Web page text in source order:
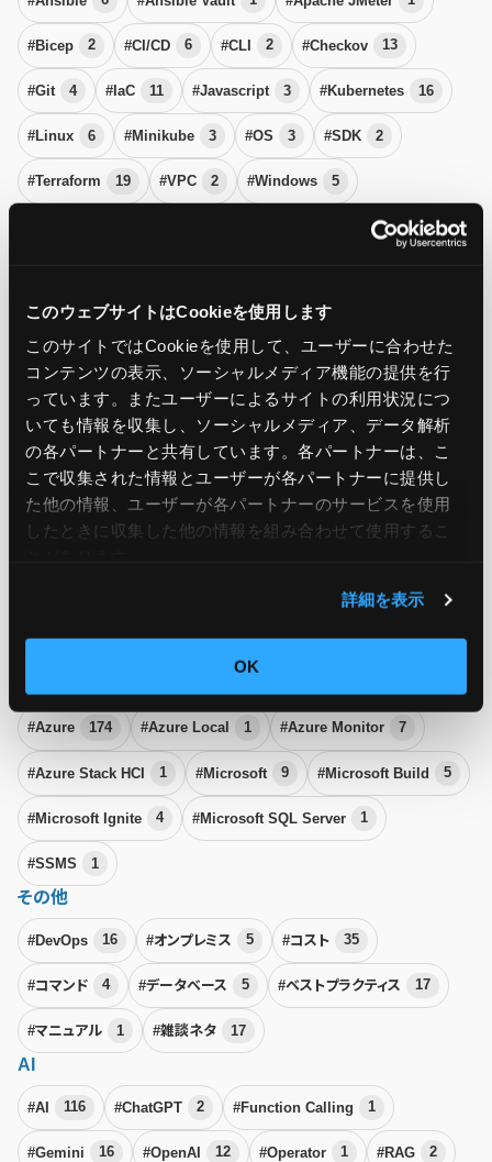
このウェブサイトはCookieを使用します
このサイトではCookieを使用して、ユーザーに合わせた
コンテンツの表示、ソーシャルメディア機能の提供を行
っています。またユーザーによるサイトの利用状況につ
いても情報を収集し、ソーシャルメディア、データ解析
の各パートナーと共有しています。各パートナーは、こ
こで収集された情報とユーザーが各パートナーに提供し
た他の情報、ユーザーが各パートナーのサービスを使用
したときに収集した他の情報を組み合わせて使用​​するこ
詳細を表示
OK
#Bicep 2 #CI/CD 6 #CLI 2 #Checkov 13
#Git 4 #IaC 11 #Javascript 3 #Kubernetes 16
#Linux 6 #Minikube 3 #OS 3 #SDK 2
#Terraform 19 #VPC 2 #Windows 5
#オブザーバビリティ 6 #サーバー保守 19
#サーバー監視 27 #サーバー運用 18 #システム保守 29
#システム監視 38 #システム運用 123 #可用性 21
#運用代行 2 #障害 14
セキュリティ
#ASM 1 #DDoS攻撃 #NSG #SecOps 13
#リスク管理 21
#Azure 174 #Azure Local 1 #Azure Monitor 7
#Azure Stack HCI 1 #Microsoft 9 #Microsoft Build 5
#Microsoft Ignite 4 #Microsoft SQL Server 1
#SSMS 1
その他
#DevOps 16 #オンプレミス 5 #コスト 35
#コマンド 4 #データベース 5 #ベストプラクティス 17
#マニュアル 1 #雑談ネタ 17
AI
#AI 116 #ChatGPT 2 #Function Calling 1
#Gemini 16 #OpenAI 12 #Operator 1 #RAG 2